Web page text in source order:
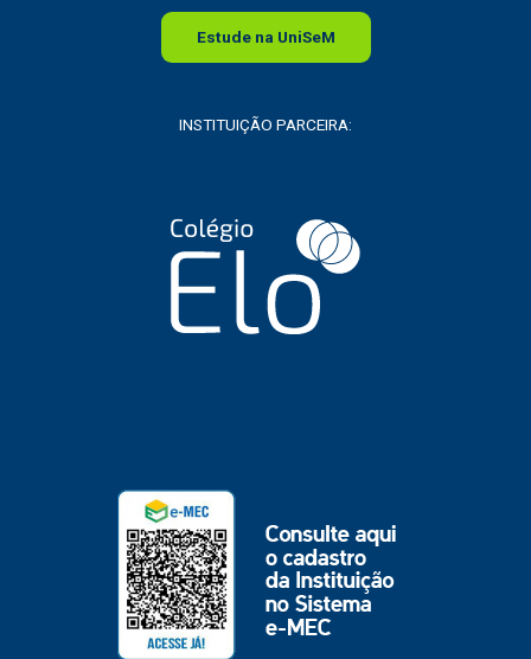
Estude na UniSeM
INSTITUIÇÃO PARCEIRA: